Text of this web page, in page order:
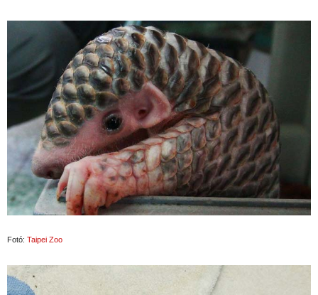
Fotó: Taipei Zoo